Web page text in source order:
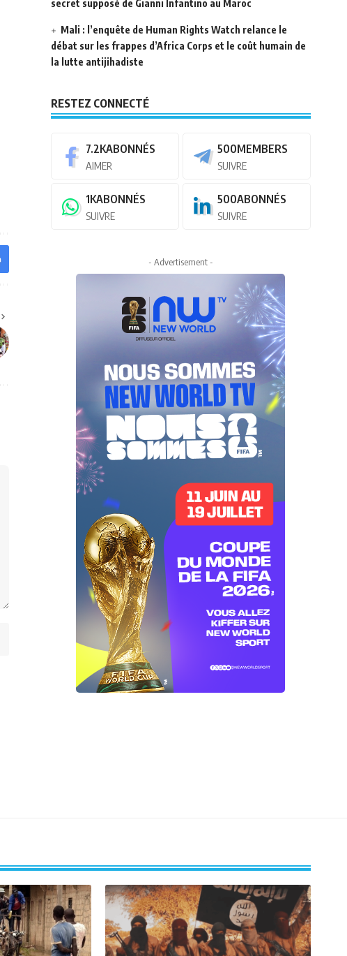
secret supposé de Gianni Infantino au Maroc
Mali : l’enquête de Human Rights Watch relance le
débat sur les frappes d’Africa Corps et le coût humain de
la lutte antijihadiste
RESTEZ CONNECTÉ
7.2KABONNÉS
AIMER
500MEMBERS
SUIVRE
1KABONNÉS
SUIVRE
500ABONNÉS
SUIVRE
- Advertisement -